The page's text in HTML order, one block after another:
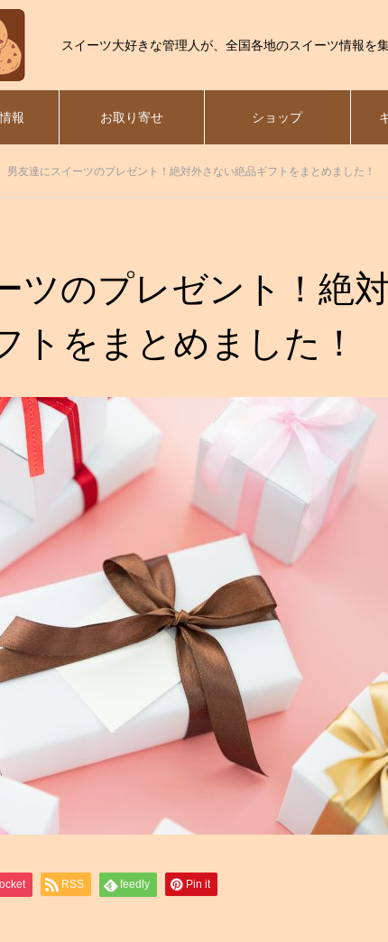
スイーツ大好きな管理人が、全国各地のスイーツ情報を
報 お取り寄せ ショップ
男友達にスイーツのプレゼント！絶対外さない絶品ギフトをまとめました！
ツのプレゼント！絶
トをまとめました！
RSS feedly Pin it